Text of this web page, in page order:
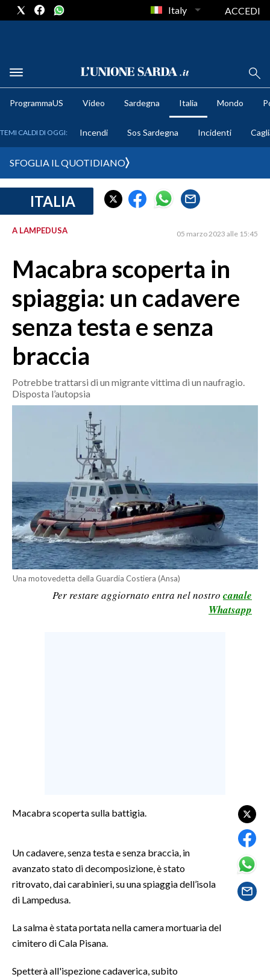
METEO
CRONACA SARDEGNA
MEDIO CAMPIDANO
ORISTANO E PROVINCIA
SASSARI E PROVINCIA
GALLURA
NUORO E PROVINCIA
OGLIASTRA
AGENDA
POLITICA
ECONOMIA
SERVIZI ALLE IMPRESE
LAVORO
BANDI
GOSSIP
SARDEGNA TURISMO
NOTIZIE
Italy ACCEDI
ProgrammaUS Video Sardegna Italia Mondo
TEMI CALDI DI OGGI: Incendi Sos Sardegna Incidenti
SFOGLIA IL QUOTIDIANO
ITALIA
A LAMPEDUSA 05 marzo 2023 alle 15:45
Macabra scoperta in
spiaggia: un cadavere
senza testa e senza
braccia
Potrebbe trattarsi di un migrante vittima di un naufragio.
Disposta l’autopsia
Una motovedetta della Guardia Costiera (Ansa)
Per restare aggiornato entra nel nostro canale
Whatsapp
Macabra scoperta sulla battigia.
Un cadavere, senza testa e senza braccia, in
avanzato stato di decomposizione, è stato
ritrovato, dai carabinieri, su una spiaggia dell’isola
di Lampedusa.
La salma è stata portata nella camera mortuaria del
cimitero di Cala Pisana.
Spetterà all'ispezione cadaverica, subito